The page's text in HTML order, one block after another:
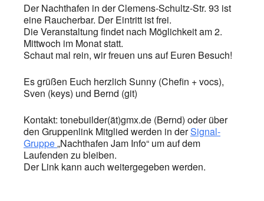
Der Nachthafen in der Clemens-Schultz-Str. 93 ist
eine Raucherbar. Der Eintritt ist frei.
Die Veranstaltung findet nach Möglichkeit am 2.
Mittwoch im Monat statt.
Schaut mal rein, wir freuen uns auf Euren Besuch!
Es grüßen Euch herzlich Sunny (Chefin + vocs),
Sven (keys) und Bernd (git)
Kontakt: tonebuilder(ät)gmx.de (Bernd) oder über
den Gruppenlink Mitglied werden in derSignal-
Gruppe„Nachthafen Jam Info“ um auf dem
Laufenden zu bleiben.
Der Link kann auch weitergegeben werden.